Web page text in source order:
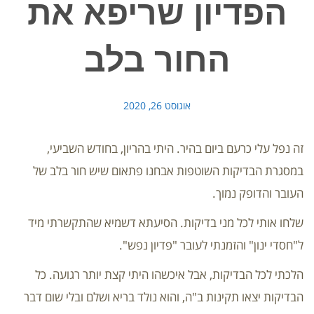
הפדיון שריפא את
החור בלב
אוגוסט 26, 2020
זה נפל עלי כרעם ביום בהיר. היתי בהריון, בחודש השביעי,
במסגרת הבדיקות השוטפות אבחנו פתאום שיש חור בלב של
העובר והדופק נמוך.
שלחו אותי לכל מני בדיקות. הסיעתא דשמיא שהתקשרתי מיד
ל"חסדי ינון" והזמנתי לעובר "פדיון נפש".
הלכתי לכל הבדיקות, אבל איכשהו היתי קצת יותר רגועה. כל
הבדיקות יצאו תקינות ב"ה, והוא נולד בריא ושלם ובלי שום דבר